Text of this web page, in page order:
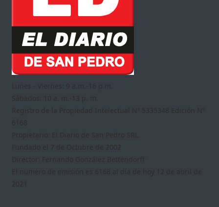
Lunes - Viernes: 9 a.m.-16 p.m.
Sábados: 10 a. m.-13 p. m.
Registro de la Propiedad Intelectual Nº 5335348 Edición Nº
6168
Propietario: El Diario de San Pedro SRL.
Fundado el 7 de Octubre de 2002
Director: Fernando González Bettendorff
El numero de emisión es 6168 al día de hoy 12 de abril de
2021